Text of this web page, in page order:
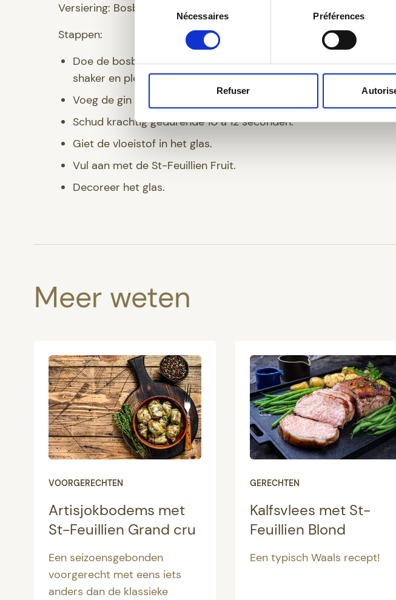
consentement
Nécessaires Préférences
Refuser
Versiering: Bosbessen, rozemarijn
Stappen:
Doe de bosbessen, het citroensap en de siroop in de
shaker en plet ze.
Voeg de gin en de ijsblokjes toe.
Schud krachtig gedurende 10 à 12 seconden.
Giet de vloeistof in het glas.
Vul aan met de St-Feuillien Fruit.
Decoreer het glas.
Meer weten
VOORGERECHTEN
Artisjokbodems met
St-Feuillien Grand cru
Een seizoensgebonden
voorgerecht met eens iets
anders dan de klassieke
GERECHTEN
Kalfsvlees met St-
Feuillien Blond
Een typisch Waals recept!